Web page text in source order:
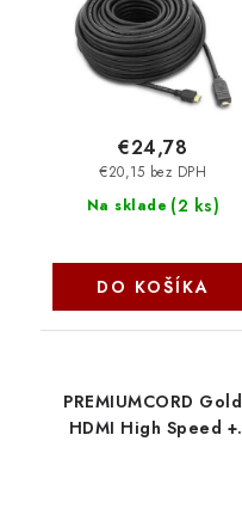
Na sklade (2 ks)
€20,15 bez DPH
€24,78
DO KOŠÍKA
PREMIUMCORD Gold
HDMI High Speed +